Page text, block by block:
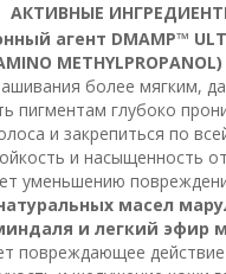
АКТИВНЫЕ
агент DMAMP™
METHYLPROPANOL)
более мягким,
пигментам глубоко
и закрепиться по
и насыщенность
уменьшению
масел
и легкий эфир
повреждающее